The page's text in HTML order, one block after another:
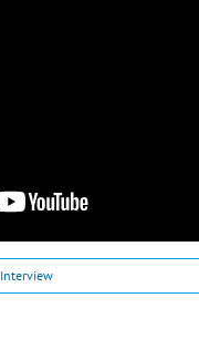
Interview